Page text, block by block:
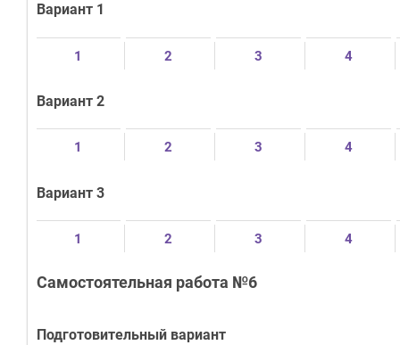
Вариант 1
1 2 3 4
Вариант 2
1 2 3 4
Вариант 3
1 2 3 4
Самостоятельная работа №6
Подготовительный вариант